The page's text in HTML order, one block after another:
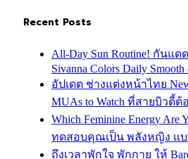
Recent Posts
All-Day Sun Routine! กันแด
Sivanna Colors Daily
อัปเดต ช่างแต่งหน้าไทย
MUAs to Watch ที่สายบิวตี้ต้
Which Feminine Energy Are
ทดสอบคุณเป็น พลังหญิง แบ
ถึงเวลาพักใจ พักกาย ให้